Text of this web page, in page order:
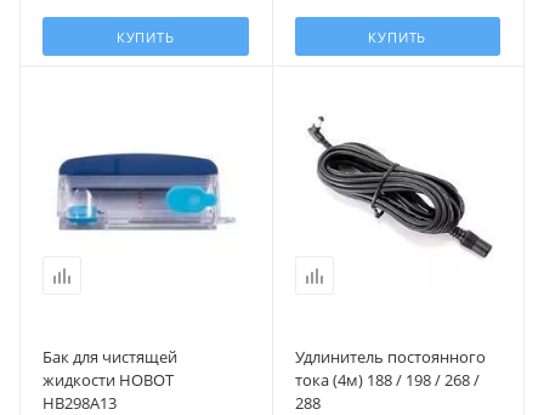
КУПИТЬ КУПИТЬ
Бак для чистящей
жидкости HOBOT
HB298A13
Удлинитель постоянного
тока (4м) 188 / 198 / 268 /
288